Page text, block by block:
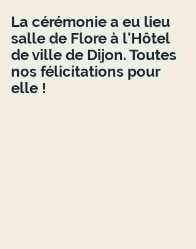
La cérémonie a eu lieu
salle de Flore à l'Hôtel
de ville de Dijon. Toutes
nos félicitations pour
elle !